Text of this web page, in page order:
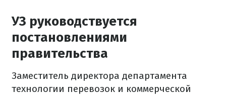
УЗ руководствуется
постановлениями
правительства
Заместитель директора департамента
технологии перевозок и коммерческой